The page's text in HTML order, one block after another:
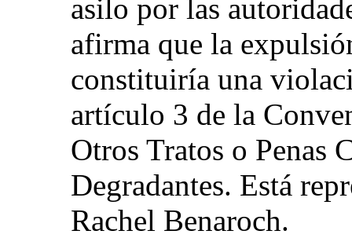
asilo por las
afirma que la
constituiría una
artículo 3 de la
Otros Tratos o Penas
Degradantes. Está
Rachel Benaroch.